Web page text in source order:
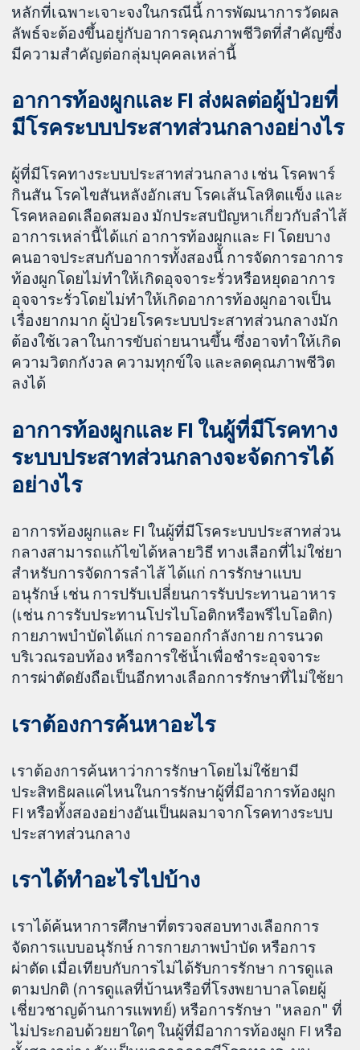
หลักที่เฉพาะเจาะจงในกรณีนี้ การพัฒนาการวัดผล
ลัพธ์จะต้องขึ้นอยู่กับอาการคุณภาพชีวิตที่สำคัญซึ่ง
มีความสำคัญต่อกลุ่มบุคคลเหล่านี้
อาการท้องผูกและ FI ส่งผลต่อผู้ป่วยที่
มีโรคระบบประสาทส่วนกลางอย่างไร
ผู้ที่มีโรคทางระบบประสาทส่วนกลาง เช่น โรคพาร์
กินสัน โรคไขสันหลังอักเสบ โรคเส้นโลหิตแข็ง และ
โรคหลอดเลือดสมอง มักประสบปัญหาเกี่ยวกับลำไส้
อาการเหล่านี้ได้แก่ อาการท้องผูกและ FI โดยบาง
คนอาจประสบกับอาการทั้งสองนี้ การจัดการอาการ
ท้องผูกโดยไม่ทำให้เกิดอุจจาระรั่วหรือหยุดอาการ
อุจจาระรั่วโดยไม่ทำให้เกิดอาการท้องผูกอาจเป็น
เรื่องยากมาก ผู้ป่วยโรคระบบประสาทส่วนกลางมัก
ต้องใช้เวลาในการขับถ่ายนานขึ้น ซึ่งอาจทำให้เกิด
ความวิตกกังวล ความทุกข์ใจ และลดคุณภาพชีวิต
ลงได้
อาการท้องผูกและ FI ในผู้ที่มีโรคทาง
ระบบประสาทส่วนกลางจะจัดการได้
อย่างไร
อาการท้องผูกและ FI ในผู้ที่มีโรคระบบประสาทส่วน
กลางสามารถแก้ไขได้หลายวิธี ทางเลือกที่ไม่ใช่ยา
สำหรับการจัดการลำไส้ ได้แก่ การรักษาแบบ
อนุรักษ์ เช่น การปรับเปลี่ยนการรับประทานอาหาร
(เช่น การรับประทานโปรไบโอติกหรือพรีไบโอติก)
กายภาพบำบัดได้แก่ การออกกำลังกาย การนวด
บริเวณรอบท้อง หรือการใช้น้ำเพื่อชำระอุจจาระ
การผ่าตัดยังถือเป็นอีกทางเลือกการรักษาที่ไม่ใช้ยา
เราต้องการค้นหาอะไร
เราต้องการค้นหาว่าการรักษาโดยไม่ใช้ยามี
ประสิทธิผลแค่ไหนในการรักษาผู้ที่มีอาการท้องผูก
FI หรือทั้งสองอย่างอันเป็นผลมาจากโรคทางระบบ
ประสาทส่วนกลาง
เราได้ทำอะไรไปบ้าง
เราได้ค้นหาการศึกษาที่ตรวจสอบทางเลือกการ
จัดการแบบอนุรักษ์ การกายภาพบำบัด หรือการ
ผ่าตัด เมื่อเทียบกับการไม่ได้รับการรักษา การดูแล
ตามปกติ (การดูแลที่บ้านหรือที่โรงพยาบาลโดยผู้
เชี่ยวชาญด้านการแพทย์) หรือการรักษา "หลอก" ที่
ไม่ประกอบด้วยยาใดๆ ในผู้ที่มีอาการท้องผูก FI หรือ